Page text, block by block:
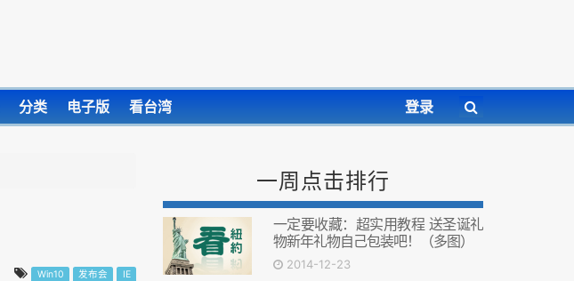
分类 电子版 看台湾 登录
Win10 发布会 IE
一周点击排行
一定要收藏：超实用教程 送圣诞礼
物新年礼物自己包装吧！（多图）
2014-12-23